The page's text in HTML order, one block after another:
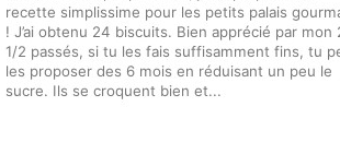
recette simplissime pour les petits palais
! J’ai obtenu 24 biscuits. Bien apprécié par mon
1/2 passés, si tu les fais suffisamment fins, tu
les proposer des 6 mois en réduisant un peu le
sucre. Ils se croquent bien et...